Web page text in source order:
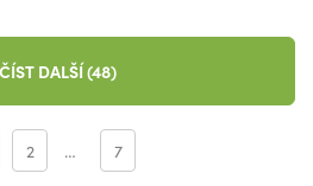
DALŠÍ (48)
2 … 7